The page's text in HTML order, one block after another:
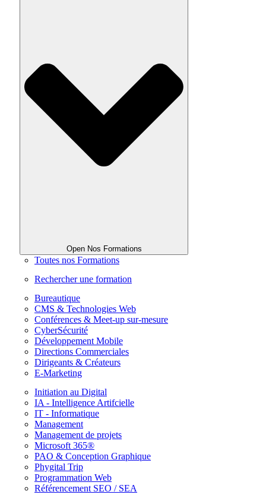
Open Nos Formations
Toutes nos Formations
Rechercher une formation
Bureautique
CMS & Technologies Web
Conférences & Meet-up sur-mesure
CyberSécurité
Développement Mobile
Directions Commerciales
Dirigeants & Créateurs
E-Marketing
Initiation au Digital
IA - Intelligence Artifcielle
IT - Informatique
Management
Management de projets
Microsoft 365®
PAO & Conception Graphique
Phygital Trip
Programmation Web
Référencement SEO / SEA